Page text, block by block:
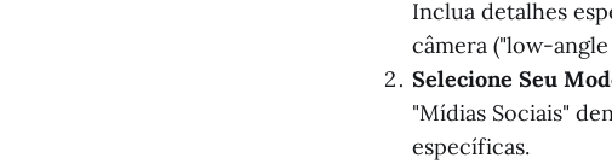
Inclua detalhes
câmera ("low-
Selecione Seu
"Mídias Sociais"
específicas.